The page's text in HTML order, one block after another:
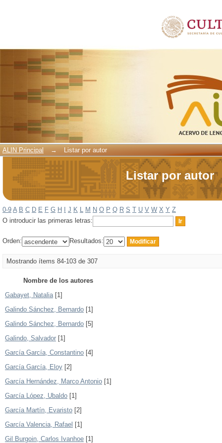
ALIN Principal → Listar por autor
Listar por autor
0-9 A B C D E F G H J K L M N O P Q R S T U V W X Y Z
O introducir las primeras letras:
Orden: Resultados:
Mostrando ítems 84-103 de 307
Nombre de los autores
Gabayet, Natalia[1]
Galindo Sánchez, Bernardo [1]
Galindo Sánchez, Bernardo [5]
Galindo, Salvador [1]
García García, Constantino [4]
García García, Eloy [2]
García Hernández, Marco Antonio [1]
García López, Ubaldo [1]
García Martín, Evaristo [2]
García Valencia, Rafael [1]
Gil Burgoin, Carlos Ivanhoe [1]